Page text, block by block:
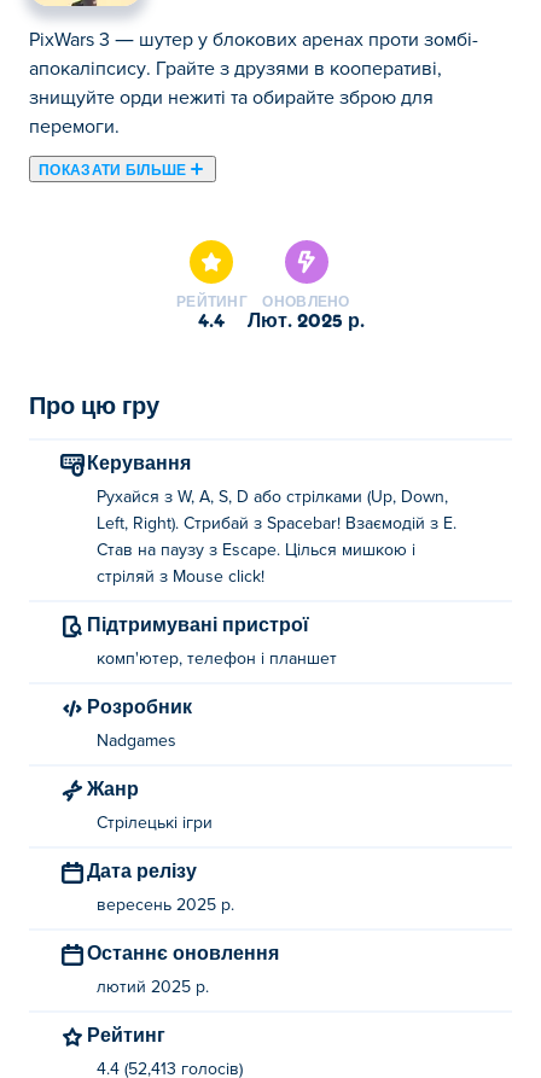
PixWars 3 — шутер у блокових аренах проти зомбі-
апокаліпсису. Грайте з друзями в кооперативі,
знищуйте орди нежиті та обирайте зброю для
перемоги.
ПОКАЗАТИ БІЛЬШЕ
ордами зомбі на восьми захопливих картах кампанії.
Об’єднуйтесь з друзями, оберіть рівень складності —
від «Легкого» до «Легендарного» — і пориньте в інші
необхідне, щоб пережити найгірший зомбі-
Як грати в PixWars 3?
Рух: WASD або стрілка
Стрибок: Пробіл
Взаємодія: Е
Пауза: Втеча
Використовуйте мишу, щоб прицілитися та стріляти!
PixWars 3 створена компанією NadGames. Грайте в
Online,Combat Online 2
Reloaded 2,PixWars 2 і
Як я можу грати в PixWars 3 безкоштовно?
Чи можу я грати в PixWars 3 на мобільних
РЕЙТИНГ
4.4
ОНОВЛЕНО
лют. 2025 р.
Про цю гру
Керування
Рухайся з W, A, S, D або стрілками (Up, Down,
Left, Right). Стрибай з Spacebar! Взаємодій з E.
Став на паузу з Escape. Цілься мишкою і
стріляй з Mouse click!
Підтримувані пристрої
комп'ютер, телефон і планшет
Розробник
Nadgames
Жанр
Стрілецькі ігри
Дата релізу
вересень 2025 р.
Останнє оновлення
лютий 2025 р.
Рейтинг
4.4 (52,413 голосів)